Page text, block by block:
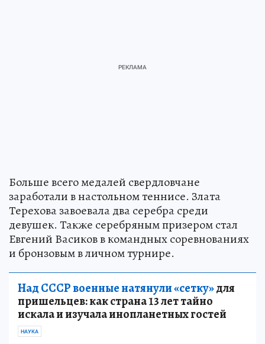
Больше всего медалей свердловчане
заработали в настольном теннисе. Злата
Терехова завоевала два серебра среди
девушек. Также серебряным призером стал
Евгений Васиков в командных соревнованиях
и бронзовым в личном турнире.
Над СССР военные натянули «сетку»для
пришельцев: как страна 13 лет тайно
искала и изучала инопланетных гостей
НАУКА